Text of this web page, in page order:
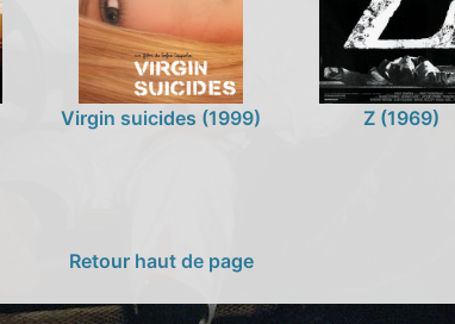
Virgin suicides (1999) Z (1969)
Retour haut de page